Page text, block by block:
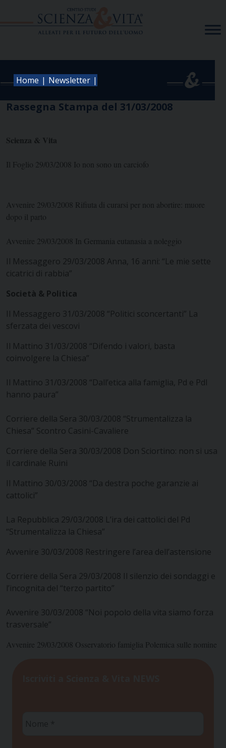
Home | Newsletter |
Rassegna Stampa del 31/03/2008
Scienza & Vita
Il Foglio 29/03/2008 Io non sono un carciofo
Avvenire 29/03/2008 Rifiuta di curarsi per non abortire: muore
dopo il parto
Avvenire 29/03/2008 In Germania eutanasia a noleggio
Il Messaggero 29/03/2008 Anna, 16 anni: “Le mie sette
cicatrici di rabbia”
Società & Politica
Il Messaggero 31/03/2008 “Politici sconcertanti” La
sferzata dei vescovi
Il Mattino 31/03/2008 “Difendo i valori, basta
coinvolgere la Chiesa”
Il Mattino 31/03/2008 “Dall’etica alla famiglia, Pd e Pdl
hanno paura”
Corriere della Sera 30/03/2008 “Strumentalizza la
Chiesa” Scontro Casini-Cavaliere
Corriere della Sera 30/03/2008 Don Sciortino: non si usa
il cardinale Ruini
Il Mattino 30/03/2008 “Da destra poche garanzie ai
cattolici”
La Repubblica 29/03/2008 L’ira dei cattolici del Pd
“Strumentalizza la Chiesa”
Avvenire 30/03/2008 Restringere l’area dell’astensione
Corriere della Sera 29/03/2008 Il silenzio dei sondaggi e
l’incognita del “terzo partito”
Avvenire 30/03/2008 “Noi popolo della vita siamo forza
trasversale”
Avvenire 29/03/2008 Osservatorio famiglia Polemica sulle nomine